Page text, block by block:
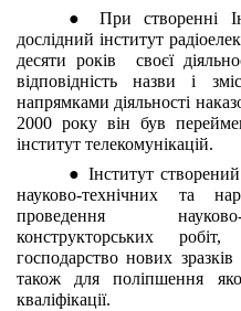
● При створенні
дослідний інститут
десяти років  своєї
відповідність назви і
напрямками діяльності
2000 року він був
інститут телекомунікацій.
● Інститут
науково-технічних та
проведення
конструкторських
господарство нових зразків
також для поліпшення
кваліфікації.